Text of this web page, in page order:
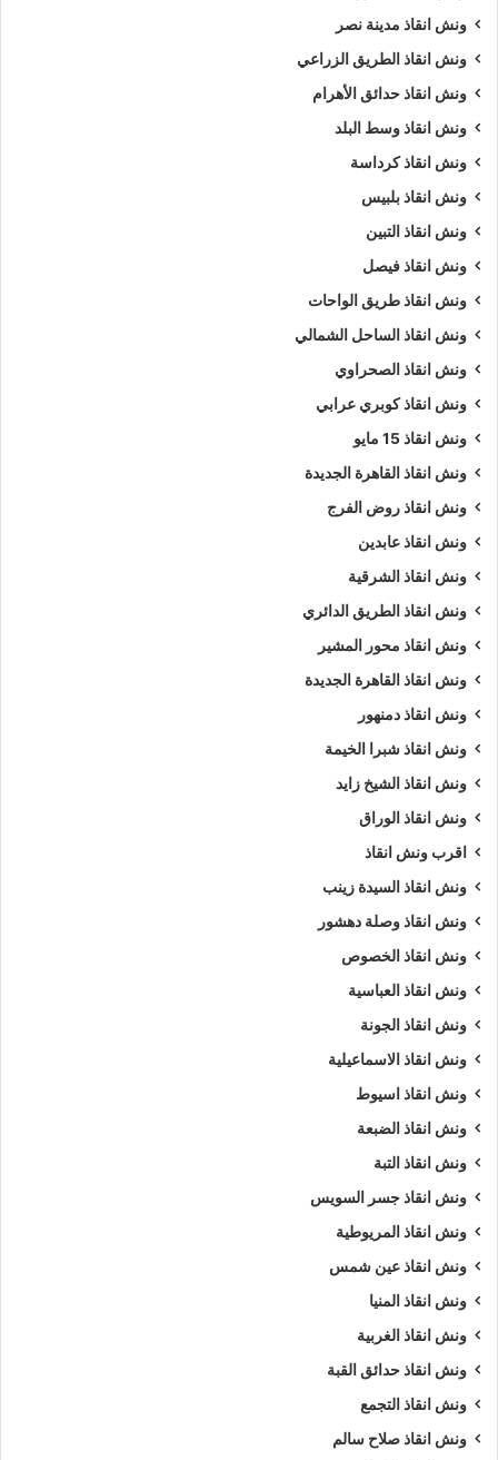
ونش انقاذ مدينة نصر
ونش انقاذ الطريق الزراعي
ونش انقاذ حدائق الأهرام
ونش انقاذ وسط البلد
ونش انقاذ كرداسة
ونش انقاذ بلبيس
ونش انقاذ التبين
ونش انقاذ فيصل
ونش انقاذ طريق الواحات
ونش انقاذ الساحل الشمالي
ونش انقاذ الصحراوي
ونش انقاذ كوبري عرابي
ونش انقاذ 15 مايو
ونش انقاذ القاهرة الجديدة
ونش انقاذ روض الفرج
ونش انقاذ عابدين
ونش انقاذ الشرقية
ونش انقاذ الطريق الدائري
ونش انقاذ محور المشير
ونش انقاذ القاهرة الجديدة
ونش انقاذ دمنهور
ونش انقاذ شبرا الخيمة
ونش انقاذ الشيخ زايد
ونش انقاذ الوراق
اقرب ونش انقاذ
ونش انقاذ السيدة زينب
ونش انقاذ وصلة دهشور
ونش انقاذ الخصوص
ونش انقاذ العباسية
ونش انقاذ الجونة
ونش انقاذ الاسماعيلية
ونش انقاذ اسيوط
ونش انقاذ الضبعة
ونش انقاذ التبة
ونش انقاذ جسر السويس
ونش انقاذ المريوطية
ونش انقاذ عين شمس
ونش انقاذ المنيا
ونش انقاذ الغربية
ونش انقاذ حدائق القبة
ونش انقاذ التجمع
ونش انقاذ صلاح سالم